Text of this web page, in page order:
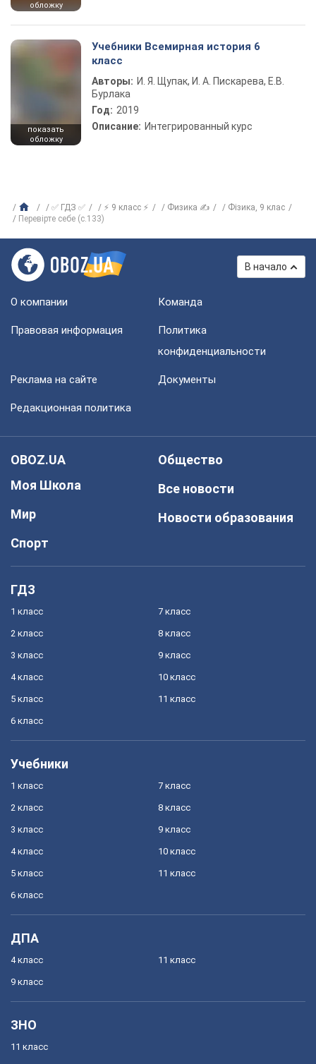
обложку
показать
обложку
Учебники Всемирная история 6
класс
Авторы: И. Я. Щупак, И. А. Пискарева, Е.В.
Бурлака
Год: 2019
Описание: Интегрированный курс
✅ ГДЗ ✅ ⚡ 9 класс ⚡ Физика ✍
Фізика, 9 клас
Перевірте себе (с.133)
В начало
О компании Команда
Правовая информация
Политика
конфиденциальности
Реклама на сайте Документы
Редакционная политика
OBOZ.UA
Моя Школа
Мир
Спорт
Общество
Все новости
Новости образования
ГДЗ
1 класс
2 класс
3 класс
4 класс
5 класс
6 класс
7 класс
8 класс
9 класс
10 класс
11 класс
Учебники
1 класс
2 класс
3 класс
4 класс
5 класс
6 класс
7 класс
8 класс
9 класс
10 класс
11 класс
ДПА
4 класс
9 класс
11 класс
ЗНО
11 класс